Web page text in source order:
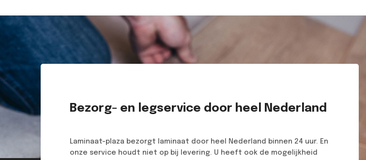
Bezorg- en legservice door heel Nederland
Laminaat-plaza bezorgt laminaat door heel Nederland binnen 24 uur. En
onze service houdt niet op bij levering. U heeft ook de mogelijkheid